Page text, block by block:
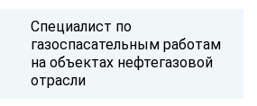
Специалист по
газоспасательным работам
на объектах нефтегазовой
отрасли